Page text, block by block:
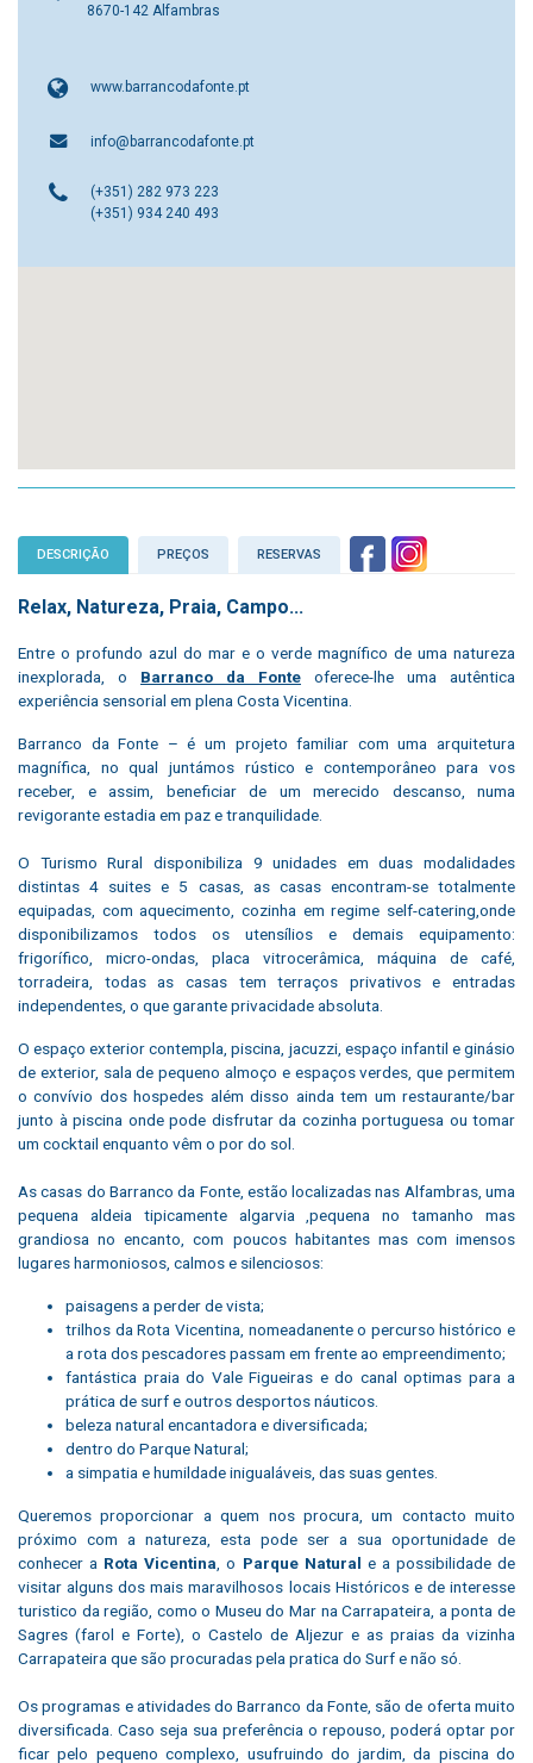
8670-142 Alfambras
www.barrancodafonte.pt
info@barrancodafonte.pt
(+351) 282 973 223
(+351) 934 240 493
DESCRIÇÃO PREÇOS RESERVAS
Relax, Natureza, Praia, Campo...
Entre o profundo azul do mar e o verde magnífico de uma natureza
inexplorada, o Barranco da Fonte oferece-lhe uma autêntica
experiência sensorial em plena Costa Vicentina.
Barranco da Fonte – é um projeto familiar com uma arquitetura
magnífica, no qual juntámos rústico e contemporâneo para vos
receber, e assim, beneficiar de um merecido descanso, numa
revigorante estadia em paz e tranquilidade.
O Turismo Rural disponibiliza 9 unidades em duas modalidades
distintas 4 suites e 5 casas, as casas encontram-se totalmente
equipadas, com aquecimento, cozinha em regime self-catering,onde
disponibilizamos todos os utensílios e demais equipamento:
frigorífico, micro-ondas, placa vitrocerâmica, máquina de café,
torradeira, todas as casas tem terraços privativos e entradas
independentes, o que garante privacidade absoluta.
O espaço exterior contempla, piscina, jacuzzi, espaço infantil e ginásio
de exterior, sala de pequeno almoço e espaços verdes, que permitem
o convívio dos hospedes além disso ainda tem um restaurante/bar
junto à piscina onde pode disfrutar da cozinha portuguesa ou tomar
um cocktail enquanto vêm o por do sol.
As casas do Barranco da Fonte, estão localizadas nas Alfambras, uma
pequena aldeia tipicamente algarvia ,pequena no tamanho mas
grandiosa no encanto, com poucos habitantes mas com imensos
lugares harmoniosos, calmos e silenciosos:
paisagens a perder de vista;
trilhos da Rota Vicentina, nomeadanente o percurso histórico e
a rota dos pescadores passam em frente ao empreendimento;
fantástica praia do Vale Figueiras e do canal optimas para a
prática de surf e outros desportos náuticos.
beleza natural encantadora e diversificada;
dentro do Parque Natural;
a simpatia e humildade inigualáveis, das suas gentes.
Queremos proporcionar a quem nos procura, um contacto muito
próximo com a natureza, esta pode ser a sua oportunidade de
conhecer a Rota Vicentina , o Parque Natural e a possibilidade de
visitar alguns dos mais maravilhosos locais Históricos e de interesse
turistico da região, como o Museu do Mar na Carrapateira, a ponta de
Sagres (farol e Forte), o Castelo de Aljezur e as praias da vizinha
Carrapateira que são procuradas pela pratica do Surf e não só.
Os programas e atividades do Barranco da Fonte, são de oferta muito
diversificada. Caso seja sua preferência o repouso, poderá optar por
ficar pelo pequeno complexo, usufruindo do jardim, da piscina do